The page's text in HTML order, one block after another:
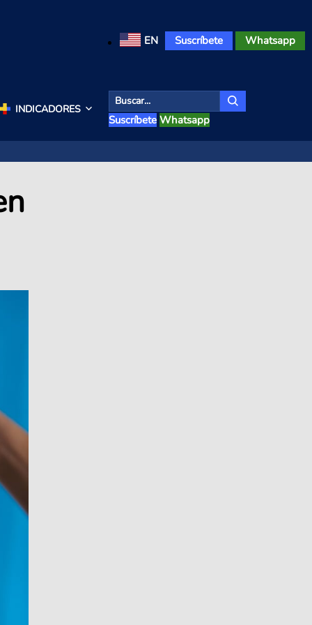
EN Suscríbete Whatsapp
INDICADORES
Suscríbete Whatsapp